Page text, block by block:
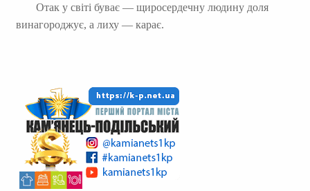
Отак у світі буває — щиросердечну людину доля
винагороджує, а лиху — карає.